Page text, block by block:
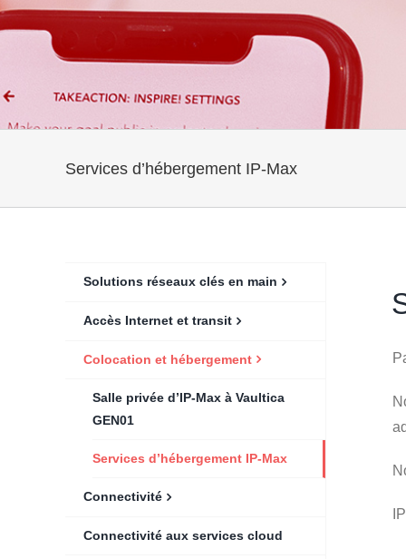
Services d’hébergement IP-Max
Solutions réseaux clés en main
Accès Internet et transit
Colocation et hébergement
Salle privée d’IP-Max à Vaultica
GEN01
Services d’hébergement IP-Max
Connectivité
Connectivité aux services cloud